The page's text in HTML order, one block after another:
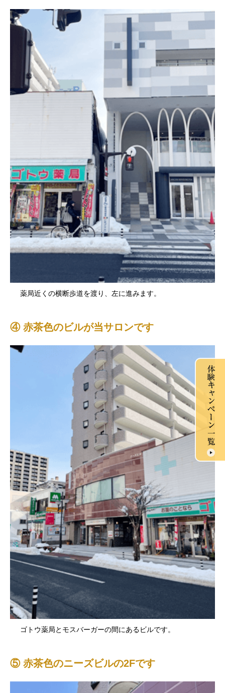
薬局近くの横断歩道を渡り、左に進みます。
④ 赤茶色のビルが当サロンです
ゴトウ薬局とモスバーガーの間にあるビルです。
⑤ 赤茶色のニーズビルの2Fです